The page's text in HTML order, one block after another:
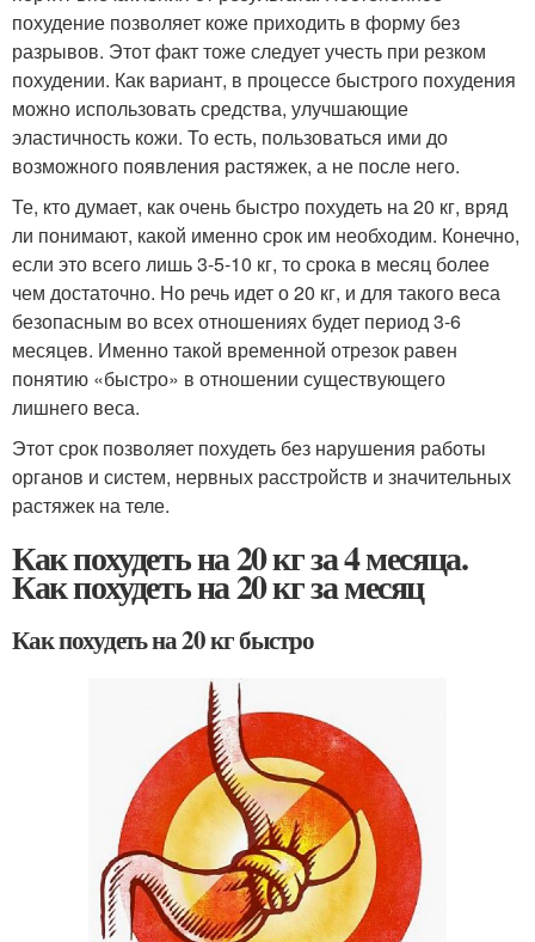
похудение позволяет коже приходить в форму без
разрывов. Этот факт тоже следует учесть при резком
похудении. Как вариант, в процессе быстрого похудения
можно использовать средства, улучшающие
эластичность кожи. То есть, пользоваться ими до
возможного появления растяжек, а не после него.
Те, кто думает, как очень быстро похудеть на 20 кг, вряд
ли понимают, какой именно срок им необходим. Конечно,
если это всего лишь 3-5-10 кг, то срока в месяц более
чем достаточно. Но речь идет о 20 кг, и для такого веса
безопасным во всех отношениях будет период 3-6
месяцев. Именно такой временной отрезок равен
понятию «быстро» в отношении существующего
лишнего веса.
Этот срок позволяет похудеть без нарушения работы
органов и систем, нервных расстройств и значительных
растяжек на теле.
Как похудеть на 20 кг за 4 месяца.
Как похудеть на 20 кг за месяц
Как похудеть на 20 кг быстро